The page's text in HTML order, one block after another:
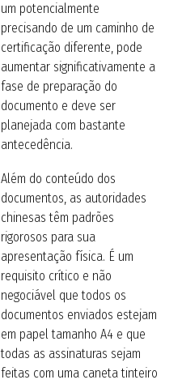
um potencialmente
precisando de um caminho de
certificação diferente, pode
aumentar significativamente a
fase de preparação do
documento e deve ser
planejada com bastante
antecedência.
Além do conteúdo dos
documentos, as autoridades
chinesas têm padrões
rigorosos para sua
apresentação física. É um
requisito crítico e não
negociável que todos os
documentos enviados estejam
em papel tamanho A4 e que
todas as assinaturas sejam
feitas com uma caneta tinteiro